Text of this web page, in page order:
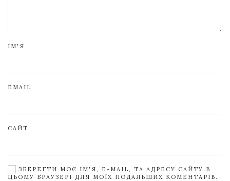
ІМ'Я
EMAIL
САЙТ
ЗБЕРЕГТИ МОЄ ІМ'Я, E-MAIL, ТА АДРЕСУ САЙТУ В
ЦЬОМУ БРАУЗЕРІ ДЛЯ МОЇХ ПОДАЛЬШИХ КОМЕНТАРІВ.